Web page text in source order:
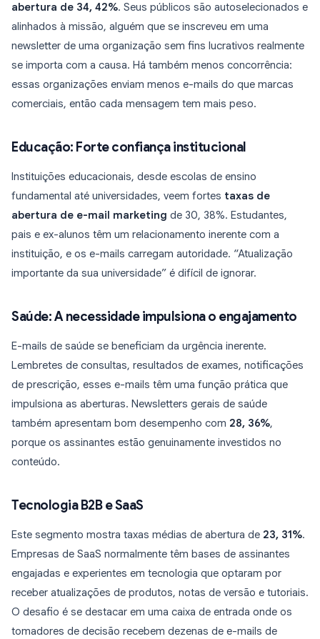
abertura de 34, 42%. Seus públicos são autoselecionados e
alinhados à missão, alguém que se inscreveu em uma
newsletter de uma organização sem fins lucrativos realmente
se importa com a causa. Há também menos concorrência:
essas organizações enviam menos e-mails do que marcas
comerciais, então cada mensagem tem mais peso.
Educação: Forte confiança institucional
Instituições educacionais, desde escolas de ensino
fundamental até universidades, veem fortes taxas de
abertura de e-mail marketing de 30, 38%. Estudantes,
pais e ex-alunos têm um relacionamento inerente com a
instituição, e os e-mails carregam autoridade. “Atualização
importante da sua universidade” é difícil de ignorar.
Saúde: A necessidade impulsiona o engajamento
E-mails de saúde se beneficiam da urgência inerente.
Lembretes de consultas, resultados de exames, notificações
de prescrição, esses e-mails têm uma função prática que
impulsiona as aberturas. Newsletters gerais de saúde
também apresentam bom desempenho com 28, 36%,
porque os assinantes estão genuinamente investidos no
conteúdo.
Tecnologia B2B e SaaS
Este segmento mostra taxas médias de abertura de 23, 31%.
Empresas de SaaS normalmente têm bases de assinantes
engajadas e experientes em tecnologia que optaram por
receber atualizações de produtos, notas de versão e tutoriais.
O desafio é se destacar em uma caixa de entrada onde os
tomadores de decisão recebem dezenas de e-mails de